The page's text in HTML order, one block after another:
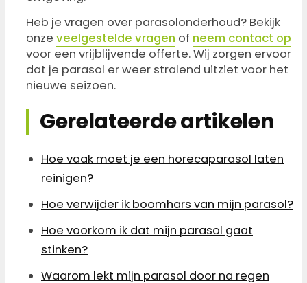
Heb je vragen over parasolonderhoud? Bekijk
onze veelgestelde vragen of neem contact op
voor een vrijblijvende offerte. Wij zorgen ervoor
dat je parasol er weer stralend uitziet voor het
nieuwe seizoen.
Gerelateerde artikelen
Hoe vaak moet je een horecaparasol laten
reinigen?
Hoe verwijder ik boomhars van mijn parasol?
Hoe voorkom ik dat mijn parasol gaat
stinken?
Waarom lekt mijn parasol door na regen